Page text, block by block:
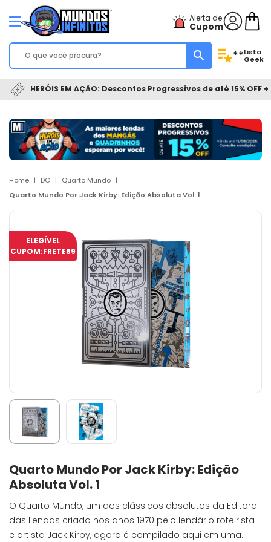
Alerta de
Cupom
**Lista
Geek
HERÓIS EM AÇÃO: Descontos Progressivos de até 15% OFF
Home | DC | Quarto Mundo |
Quarto Mundo Por Jack Kirby: Edição Absoluta Vol. 1
ELEGÍVEL
CUPOM:FRETE89
Quarto Mundo Por Jack Kirby: Edição
Absoluta Vol. 1
O Quarto Mundo, um dos clássicos absolutos da Editora
das Lendas criado nos anos 1970 pelo lendário roteirista
e artista Jack Kirby, agora é compilado aqui em uma